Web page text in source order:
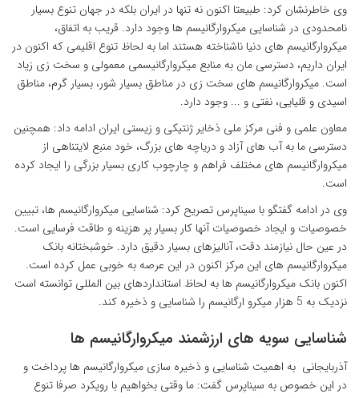
وی خاطرنشان کرد: طبیعتا اکنون نه تنها در ایران بلکه در جهان تنوع بسیار
نامحدودی در شناسایی میکروارگانیسم ها وجود دارد. قریب به اتفاق،
میکروارگانیسم های دنیا ناشناخته هستند اما به لحاظ تنوع اقلیمی که اکنون در
ایران داریم، دسترسی مان به منابع میکروارگانیسمی معمولی و سخت زی زیاد
است. میکروارگانیسم های سخت زی در مناطق بسیار شور، بسیار گرم، مناطق
اسیدی و قلیایی، نفتی و ... وجود دارد.
معاون علمی و فنی مرکز ملی ذخایر ژنتیکی و زیستی ایران ادامه داد: همچنین
دسترسی ما به آب های آزاد و دریاچه های بزرگ، خود منبع لایتناهی از
میکروارگانیسم های مختلف فراهم و چارچوب کاری بسیار بزرگی را ایجاد کرده
است.
وی در ادامه گفتگو با سیناپرس تصریح کرد: شناسایی میکروارگانیسم ها، تبیین
خصوصیات و ایجاد خصوصیات آنها کار بسیار پر هزینه و طاقت فرسایی است.
در عین حال نیازمند دقت، آنالیزهای بسیار دقیق دارد. خوشبختانه بانک
میکروارگانیسم های این مرکز اکنون در این عرصه به خوبی عمل کرده است.
اکنون بانک میکروارگانیسم ها به لحاظ استانداردهای بین المللی توانسته است
نزدیک به 5 هزار میکرو ارگانیسم را شناسایی و ذخیره کند.
شناسایی سویه های ارزشمند میکروارگانیسم ها
آذربایجانی به اهمیت شناسایی و ذخیره سازی میکروارگانیسم ها پرداخت و
در این خصوص به سیناپرس گفت: ما وقتی بخواهیم با رویکرد صرفا تنوع